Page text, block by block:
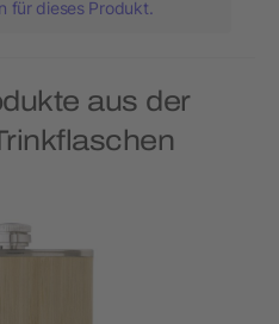
für dieses Produkt.
aus der